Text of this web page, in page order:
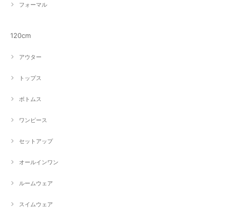
フォーマル
120cm
アウター
トップス
ボトムス
ワンピース
セットアップ
オールインワン
ルームウェア
スイムウェア